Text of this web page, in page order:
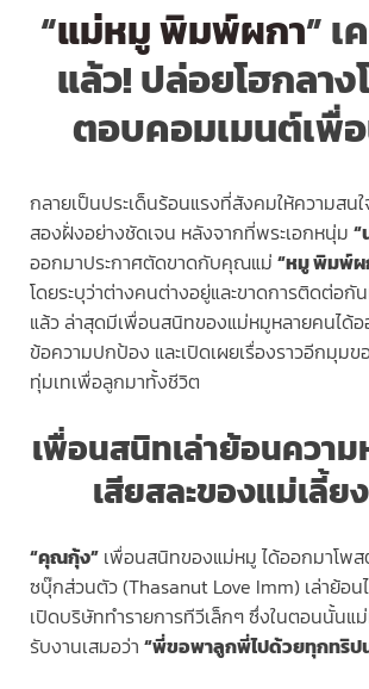
“แม่หมู พิมพ์ผกา” เ
แล้ว! ปล่อยโฮกลาง
ตอบคอมเมนต์เพื่
กลายเป็นประเด็นร้อนแรงที่สังคมให้ความสน
สองฝั่งอย่างชัดเจน หลังจากที่พระเอกหนุ่ม
ออกมาประกาศตัดขาดกับคุณแม่ “หมู พิมพ์
โดยระบุว่าต่างคนต่างอยู่และขาดการติดต่อกั
แล้ว ล่าสุดมีเพื่อนสนิทของแม่หมูหลายคนได้
ข้อความปกป้อง และเปิดเผยเรื่องราวอีกมุม
ทุ่มเทเพื่อลูกมาทั้งชีวิต
เพื่อนสนิทเล่าย้อนควา
เสียสละของแม่เลี้ย
“คุณกุ้ง” เพื่อนสนิทของแม่หมู ได้ออกมาโพ
ซบุ๊กส่วนตัว (Thasanut Love Imm) เล่าย้อ
เปิดบริษัททำรายการทีวีเล็กๆ ซึ่งในตอนนั้นแ
รับงานเสมอว่า “พี่ขอพาลูกพี่ไปด้วยทุกทริป